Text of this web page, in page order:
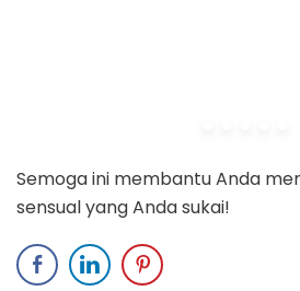
Semoga ini membantu Anda
sensual yang Anda sukai!